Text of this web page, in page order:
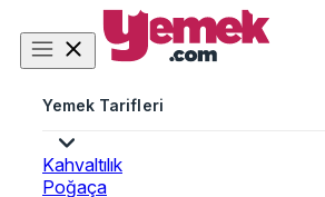
Yemek Tarifleri
Kahvaltılık
Poğaça